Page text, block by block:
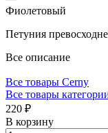
Фиолетовый
Петуния
Все описание
Все товары Cerny
Все товары
220 ₽
В корзину